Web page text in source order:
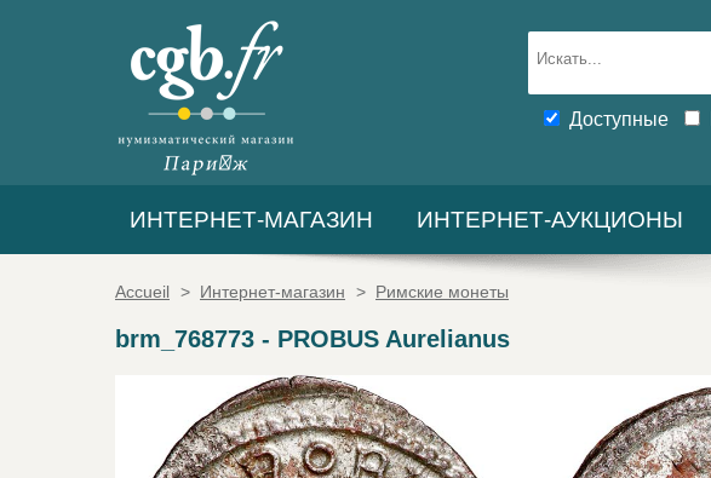
Доступные
ИНТЕРНЕТ-МАГАЗИН ИНТЕРНЕТ-АУКЦИОНЫ
Accueil > Интернет-магазин > Римские монеты
brm_768773 - PROBUS Aurelianus